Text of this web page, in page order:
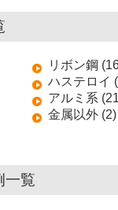
リボン鋼
ハステロイ
アルミ系
金属以外 (2)
一覧